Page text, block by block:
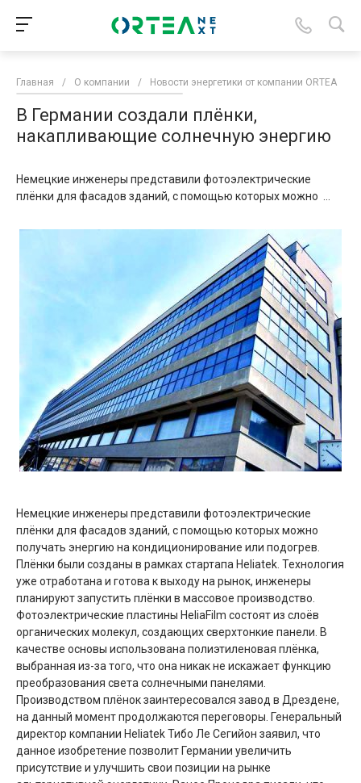
Главная / О компании / Новости энергетики от компании ORTEA
В Германии создали плёнки,
накапливающие солнечную энергию
Немецкие инженеры представили фотоэлектрические
плёнки для фасадов зданий, с помощью которых можно ...
Немецкие инженеры представили фотоэлектрические
плёнки для фасадов зданий, с помощью которых можно
получать энергию на кондиционирование или подогрев.
Плёнки были созданы в рамках стартапа Heliatek. Технология
уже отработана и готова к выходу на рынок, инженеры
планируют запустить плёнки в массовое производство.
Фотоэлектрические пластины HeliaFilm состоят из слоёв
органических молекул, создающих сверхтонкие панели. В
качестве основы использована полиэтиленовая плёнка,
выбранная из-за того, что она никак не искажает функцию
преобразования света солнечными панелями.
Производством плёнок заинтересовался завод в Дрездене,
на данный момент продолжаются переговоры. Генеральный
директор компании Heliatek Тибо Ле Сегийон заявил, что
данное изобретение позволит Германии увеличить
присутствие и улучшить свои позиции на рынке